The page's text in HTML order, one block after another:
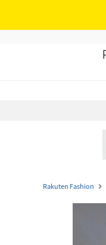
Rakuten Fashion navigate_next